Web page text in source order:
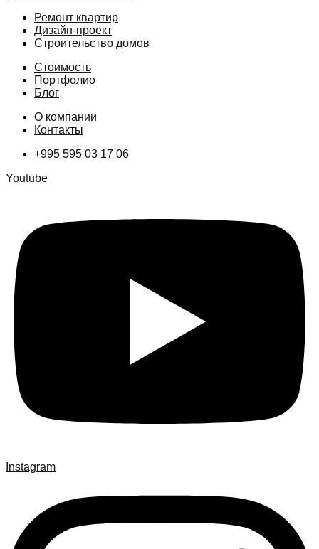
Ремонт квартир
Дизайн-проект
Строительство домов
Стоимость
Портфолио
Блог
О компании
Контакты
+995 595 03 17 06
Youtube
Instagram